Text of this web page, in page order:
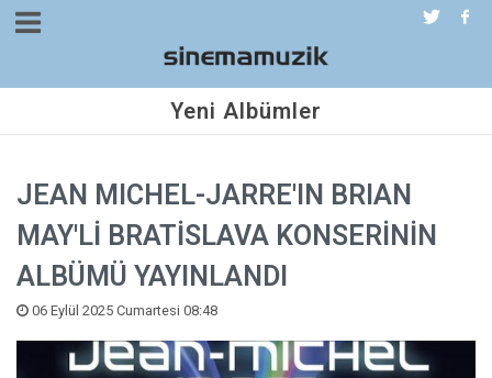
Yeni Albümler
JEAN MICHEL-JARRE'IN BRIAN
MAY'Lİ BRATİSLAVA KONSERİNİN
ALBÜMÜ YAYINLANDI
06 Eylül 2025 Cumartesi 08:48